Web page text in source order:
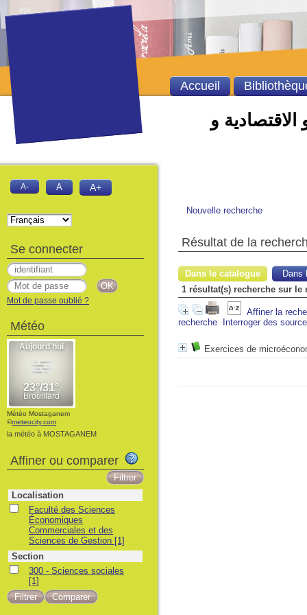
الاقتصادية و
Nouvelle recherche
Résultat de la
Dans le catalogue
Dans
1 résultat(s) recherche sur
Affiner la
recherche
Interroger des
Exercices de
Accueil
A- A A+
Se connecter
Mot de passe oublié ?
Météo
Météo Mostaganem
©meteocity.com
la météo à MOSTAGANEM
Affiner ou comparer
Localisation
Faculté des Sciences
Économiques
Commerciales et des
Sciences de Gestion [1]
Section
300 - Sciences sociales
[1]